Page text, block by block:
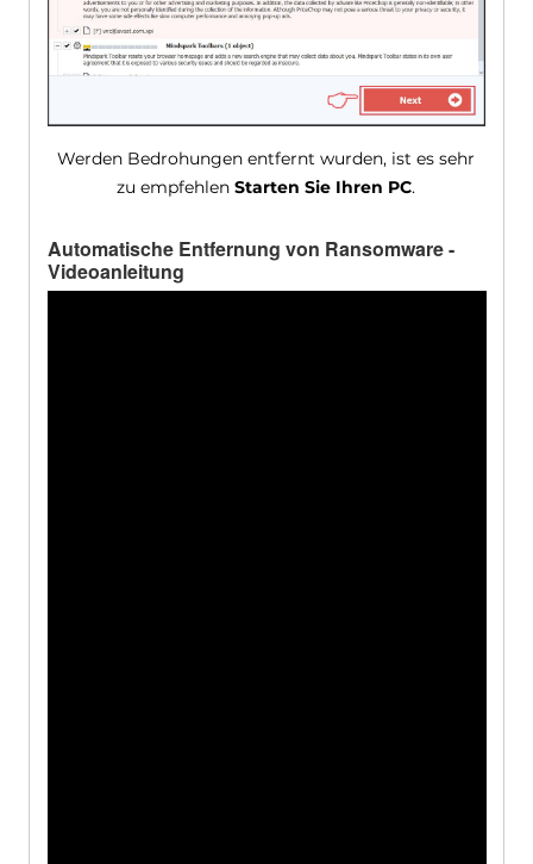
Werden Bedrohungen entfernt wurden, ist es sehr
zu empfehlenStarten Sie Ihren PC.
Automatische Entfernung von Ransomware -
Videoanleitung